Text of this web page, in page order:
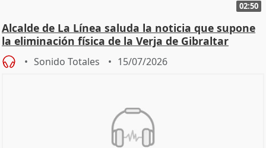
02:50
Alcalde de La Línea saluda la noticia que supone
la eliminación física de la Verja de Gibraltar
Sonido Totales 15/07/2026